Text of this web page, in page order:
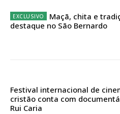
casa
Acesso ao conteúdo
Acesso aos conteúdos
Escolha o
Maçã, chita e
destaque no São Bernardo
Festival internacional de
cristão conta com
Rui Caria